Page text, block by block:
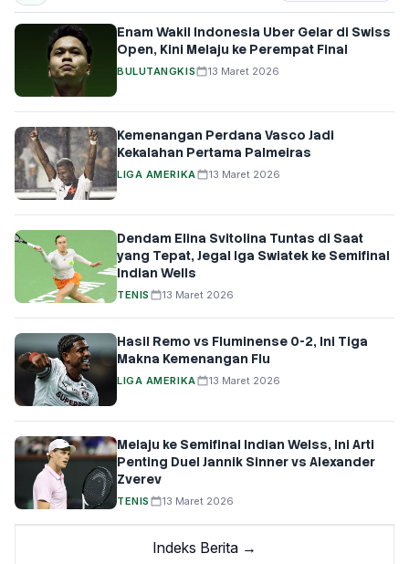
Enam Wakil Indonesia Uber Gelar di Swiss
Open, Kini Melaju ke Perempat Final
BULUTANGKIS 13 Maret 2026
Kemenangan Perdana Vasco Jadi
Kekalahan Pertama Palmeiras
LIGA AMERIKA 13 Maret 2026
Dendam Elina Svitolina Tuntas di Saat
yang Tepat, Jegal Iga Swiatek ke Semifinal
Indian Wells
TENIS 13 Maret 2026
Hasil Remo vs Fluminense 0-2, Ini Tiga
Makna Kemenangan Flu
LIGA AMERIKA 13 Maret 2026
Melaju ke Semifinal Indian Welss, Ini Arti
Penting Duel Jannik Sinner vs Alexander
Zverev
TENIS 13 Maret 2026
Indeks Berita →